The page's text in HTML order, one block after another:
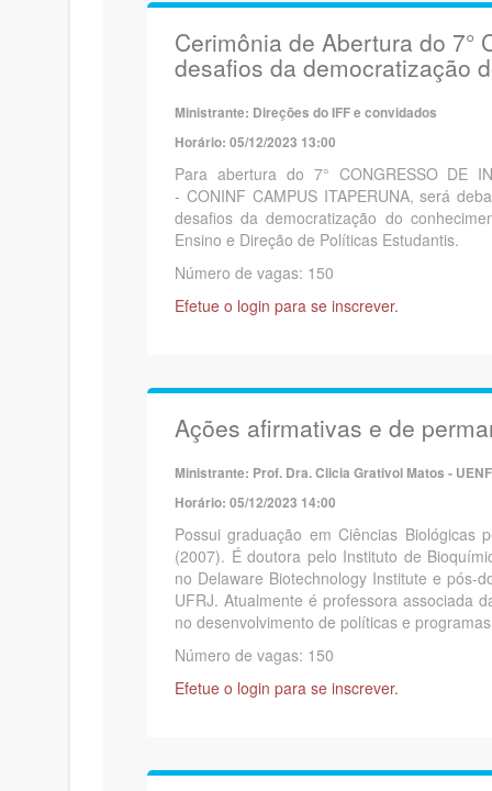
Cerimônia de Abertura do 7°
desafios da democratização
Ministrante: Direções do IFF e convidados
Horário: 05/12/2023 13:00
Para abertura do 7° CONGRESSO DE
- CONINF CAMPUS ITAPERUNA, será
desafios da democratização do
Ensino e Direção de Políticas Estudantis.
Número de vagas: 150
Efetue o login para se inscrever.
Ações afirmativas e de
Ministrante: Prof. Dra. Clicia Grativol Matos - UENF
Horário: 05/12/2023 14:00
Possui graduação em Ciências Biológicas
(2007). É doutora pelo Instituto de
no Delaware Biotechnology Institute e pós-
UFRJ. Atualmente é professora associada
no desenvolvimento de políticas e
Número de vagas: 150
Efetue o login para se inscrever.